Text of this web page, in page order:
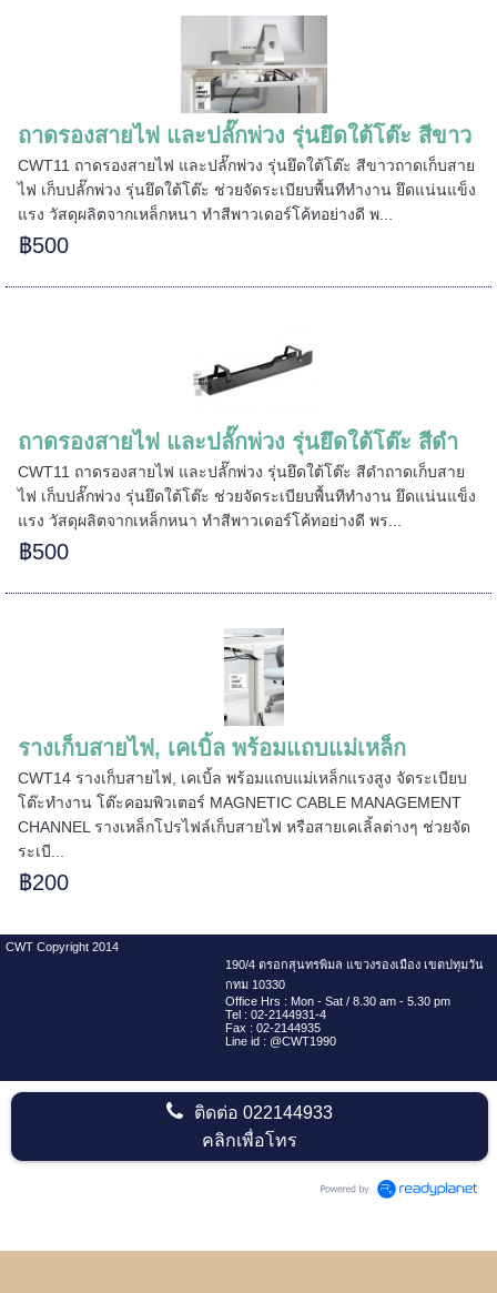
ถาดรองสายไฟ และปลั๊กพ่วง รุ่นยึดใต้โต๊ะ สีขาว
CWT11 ถาดรองสายไฟ และปลั๊กพ่วง รุ่นยึดใต้โต๊ะ สีขาวถาดเก็บสาย
ไฟ เก็บปลั๊กพ่วง รุ่นยึดใต้โต๊ะ ช่วยจัดระเบียบพื้นทีทำงาน ยึดแน่นแข็ง
แรง วัสดุผลิตจากเหล็กหนา ทำสีพาวเดอร์โค้ทอย่างดี พ...
฿500
ถาดรองสายไฟ และปลั๊กพ่วง รุ่นยึดใต้โต๊ะ สีดำ
CWT11 ถาดรองสายไฟ และปลั๊กพ่วง รุ่นยึดใต้โต๊ะ สีดำถาดเก็บสาย
ไฟ เก็บปลั๊กพ่วง รุ่นยึดใต้โต๊ะ ช่วยจัดระเบียบพื้นทีทำงาน ยึดแน่นแข็ง
แรง วัสดุผลิตจากเหล็กหนา ทำสีพาวเดอร์โค้ทอย่างดี พร...
฿500
รางเก็บสายไฟ, เคเบิ้ล พร้อมแถบแม่เหล็ก
CWT14 รางเก็บสายไฟ, เคเบิ้ล พร้อมแถบแม่เหล็กแรงสูง จัดระเบียบ
โต๊ะทำงาน โต๊ะคอมพิวเตอร์ MAGNETIC CABLE MANAGEMENT
CHANNEL รางเหล็กโปรไฟล์เก็บสายไฟ หรือสายเคเลิ้ลต่างๆ ช่วยจัด
ระเบี...
฿200
CWT Copyright 2014
190/4 ตรอกสุนทรพิมล แขวงรองเมือง เขตปทุมวัน
กทม 10330
Office Hrs : Mon - Sat / 8.30 am - 5.30 pm
Tel : 02-2144931-4
Fax : 02-2144935
Line id : @CWT1990
ติดต่อ 022144933
คลิกเพื่อโทร